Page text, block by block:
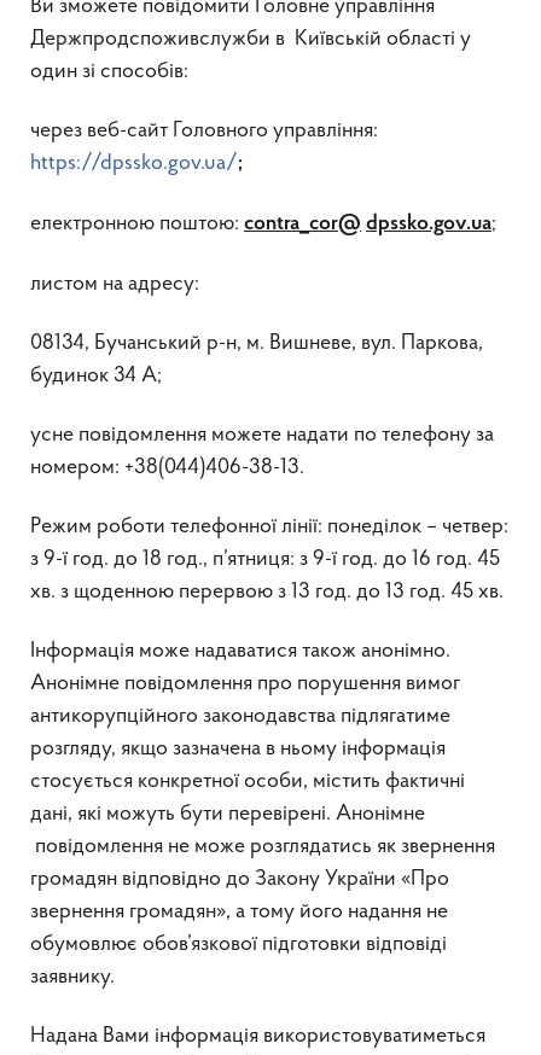
Ви зможете повідомити Головне управління
Держпродспоживслужби в Київській області у
один зі способів:
через веб-сайт Головного управління:
https://dpssko.gov.ua/;
електронною поштою: contra_cor@ dpssko.gov.ua;
листом на адресу:
08134, Бучанський р-н, м. Вишневе, вул. Паркова,
будинок 34 А;
усне повідомлення можете надати по телефону за
номером: +38(044)406-38-13.
Режим роботи телефонної лінії: понеділок – четвер:
з 9-ї год. до 18 год., п’ятниця: з 9-ї год. до 16 год. 45
хв. з щоденною перервою з 13 год. до 13 год. 45 хв.
Інформація може надаватися також анонімно.
Анонімне повідомлення про порушення вимог
антикорупційного законодавства підлягатиме
розгляду, якщо зазначена в ньому інформація
стосується конкретної особи, містить фактичні
дані, які можуть бути перевірені. Анонімне
повідомлення не може розглядатись як звернення
громадян відповідно до Закону України «Про
звернення громадян», а тому його надання не
обумовлює обов’язкової підготовки відповіді
заявнику.
Надана Вами інформація використовуватиметься